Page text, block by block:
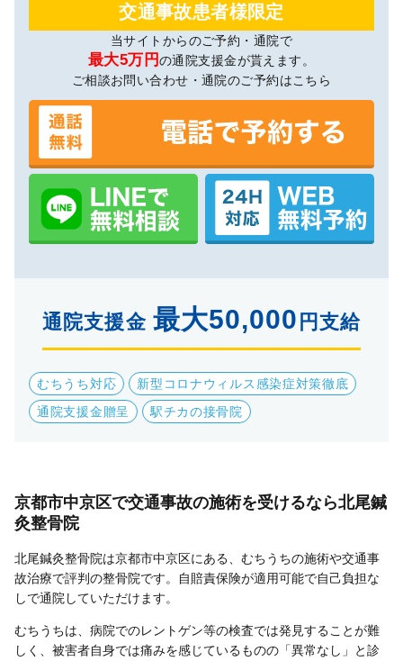
交通事故患者様限定
当サイトからのご予約・通院で
最大5万円の通院支援金が貰えます。
ご相談お問い合わせ・通院のご予約はこちら
通院支援金 最大50,000 円支給
むちうち対応
新型コロナウィルス感染症対策徹底
通院支援金贈呈
駅チカの接骨院
京都市中京区で交通事故の施術を受けるなら北尾鍼
灸整骨院
北尾鍼灸整骨院は京都市中京区にある、むちうちの施術や交通事
故治療で評判の整骨院です。自賠責保険が適用可能で自己負担な
しで通院していただけます。
むちうちは、病院でのレントゲン等の検査では発見することが難
しく、被害者自身では痛みを感じているものの「異常なし」と診